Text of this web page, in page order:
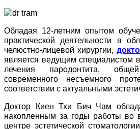
Обладая 12-летним опытом
практической деятельности в
челюстно-лицевой хирургии,
является ведущим специалистом
лечения пародонтита,
современного несъемного
соответствии с актуальными
Доктор Киен Тхи Бич Чам
накопленным за годы работы во
центре эстетической